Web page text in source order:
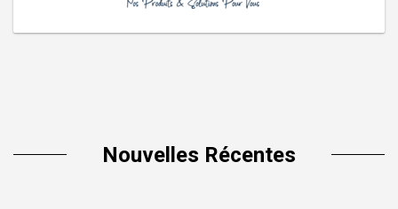
Nouvelles Récentes